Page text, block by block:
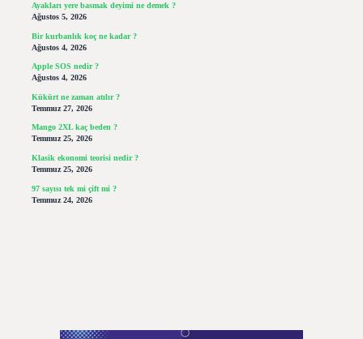
Ayakları yere basmak deyimi ne demek ?
Ağustos 5, 2026
Bir kurbanlık koç ne kadar ?
Ağustos 4, 2026
Apple SOS nedir ?
Ağustos 4, 2026
Kükürt ne zaman atılır ?
Temmuz 27, 2026
Mango 2XL kaç beden ?
Temmuz 25, 2026
Klasik ekonomi teorisi nedir ?
Temmuz 25, 2026
97 sayısı tek mi çift mi ?
Temmuz 24, 2026